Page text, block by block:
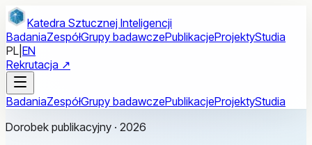
Przejdź do treści głównej
Katedra Sztucznej Inteligencji
BadaniaZespółGrupy badawczePublikacjeProjektyStudia
PL EN
Rekrutacja ↗
BadaniaZespółGrupy badawczePublikacjeProjektyStudia
Dorobek publikacyjny · 2026